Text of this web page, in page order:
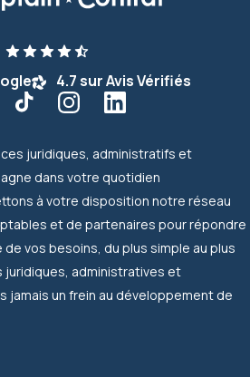
4.7 sur Avis Vérifiés
juridiques, administratifs et
dans votre quotidien
à votre disposition notre réseau
et de partenaires pour répondre
vos besoins, du plus simple au plus
juridiques, administratives et
jamais un frein au développement de